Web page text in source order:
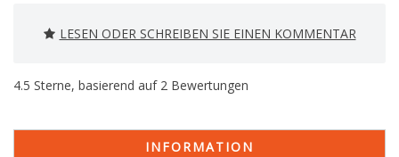
LESEN ODER SCHREIBEN SIE EINEN KOMMENTAR
4.5 Sterne, basierend auf 2 Bewertungen
INFORMATION